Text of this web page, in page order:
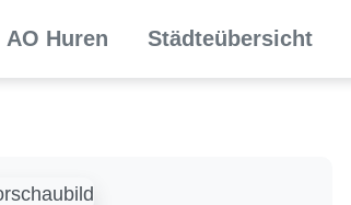
AO Huren Städteübersicht